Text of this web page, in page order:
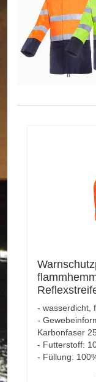
- wasserdicht,
-
Karbonfaser
- Futterstoff:
- Füllung: